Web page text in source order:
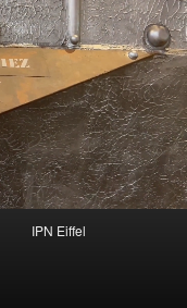
IPN Eiffel